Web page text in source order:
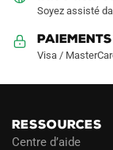
Soyez assisté
Visa /
RESSOURCES
Centre d’aide